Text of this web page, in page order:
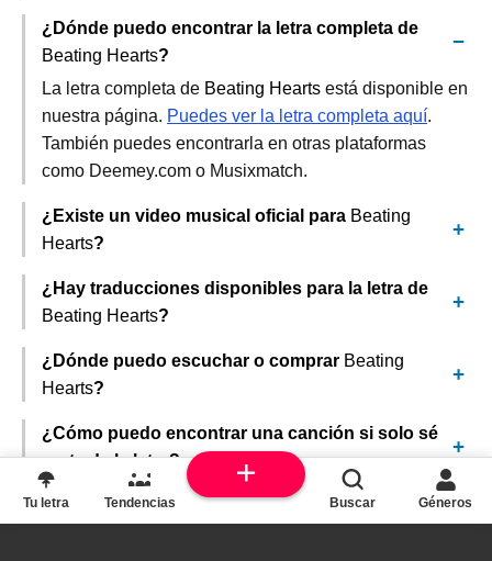
¿Dónde puedo encontrar la letra completa de
Beating Hearts?
La letra completa de Beating Hearts está disponible en
nuestra página. Puedes ver la letra completa aquí.
También puedes encontrarla en otras plataformas
como Deemey.com o Musixmatch.
¿Existe un video musical oficial para Beating
Hearts?
¿Hay traducciones disponibles para la letra de
Beating Hearts?
¿Dónde puedo escuchar o comprar Beating
Hearts?
¿Cómo puedo encontrar una canción si solo sé
parte de la letra?
Tu letra Tendencias Buscar Géneros